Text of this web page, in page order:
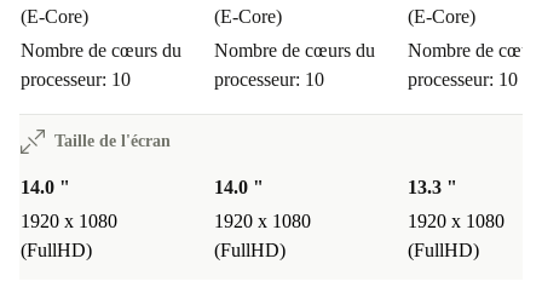
(E-Core)
Nombre de cœurs du
processeur: 10
(E-Core)
Nombre de cœurs du
processeur: 10
(E-Core)
Nombre de
processeur: 10
Taille de l'écran
14.0 "
1920 x 1080
(FullHD)
14.0 "
1920 x 1080
(FullHD)
13.3 "
1920 x 1080
(FullHD)